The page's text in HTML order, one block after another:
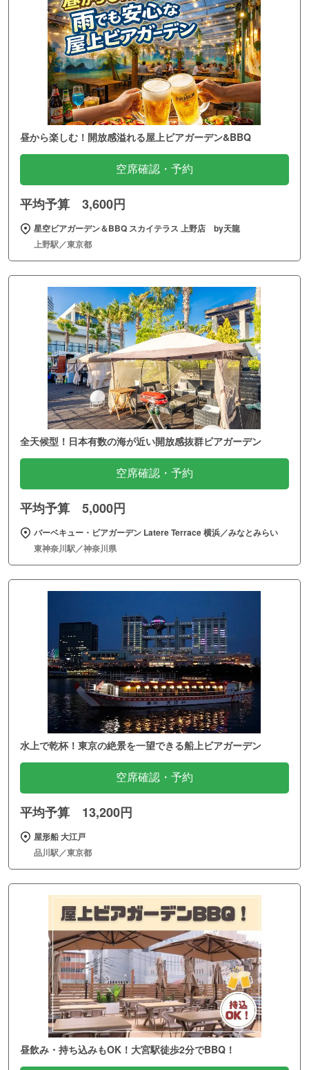
昼から楽しむ！開放感溢れる屋上ビアガーデン&BBQ
空席確認・予約
平均予算 3,600円
星空ビアガーデン＆BBQ スカイテラス 上野店 by天龍
上野駅／東京都
全天候型！日本有数の海が近い開放感抜群ビアガーデン
空席確認・予約
平均予算 5,000円
バーベキュー・ビアガーデン Latere Terrace 横浜／みなとみらい
東神奈川駅／神奈川県
水上で乾杯！東京の絶景を一望できる船上ビアガーデン
空席確認・予約
平均予算 13,200円
屋形船 大江戸
品川駅／東京都
昼飲み・持ち込みもOK！大宮駅徒歩2分でBBQ！